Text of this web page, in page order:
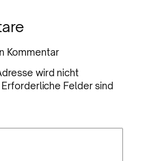
Kommentar
wird nicht
Erforderliche Felder sind